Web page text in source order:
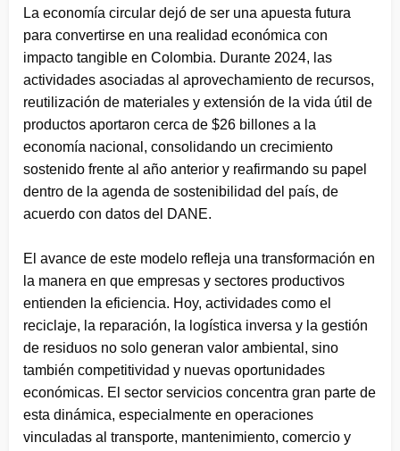
La economía circular dejó de ser una apuesta futura
para convertirse en una realidad económica con
impacto tangible en Colombia. Durante 2024, las
actividades asociadas al aprovechamiento de recursos,
reutilización de materiales y extensión de la vida útil de
productos aportaron cerca de $26 billones a la
economía nacional, consolidando un crecimiento
sostenido frente al año anterior y reafirmando su papel
dentro de la agenda de sostenibilidad del país, de
acuerdo con datos del DANE.
El avance de este modelo refleja una transformación en
la manera en que empresas y sectores productivos
entienden la eficiencia. Hoy, actividades como el
reciclaje, la reparación, la logística inversa y la gestión
de residuos no solo generan valor ambiental, sino
también competitividad y nuevas oportunidades
económicas. El sector servicios concentra gran parte de
esta dinámica, especialmente en operaciones
vinculadas al transporte, mantenimiento, comercio y